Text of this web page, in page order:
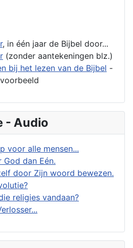
, in één jaar de Bijbel door...
(zonder aantekeningen blz.)
bij het lezen van de Bijbel -
- Audio
voor alle mensen...
God dan Eén.
door Zijn woord bewezen.
religies vandaan?